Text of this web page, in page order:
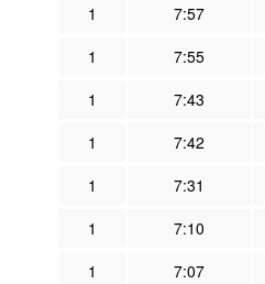
1
7:57
1
7:55
1
7:43
1
7:42
1
7:31
1
7:10
1
7:07